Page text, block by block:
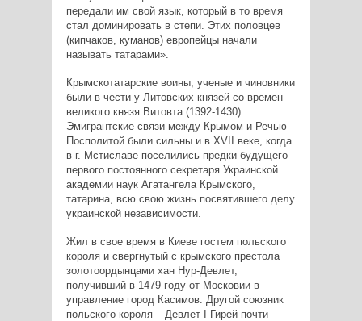
передали им свой язык, который в то время
стал доминировать в степи. Этих половцев
(кипчаков, куманов) европейцы начали
называть татарами».
Крымскотатарские воины, ученые и чиновники
были в чести у Литовских князей со времен
великого князя Витовта (1392-1430).
Эмигрантские связи между Крымом и Речью
Посполитой были сильны и в XVII веке, когда
в г. Мстиславе поселились предки будущего
первого постоянного секретаря Украинской
академии наук Агатангела Крымского,
татарина, всю свою жизнь посвятившего делу
украинской независимости.
Жил в свое время в Киеве гостем польского
короля и свергнутый с крымского престола
золотоордынцами хан Нур-Девлет,
получивший в 1479 году от Московии в
управление город Касимов. Другой союзник
польского короля – Девлет I Гирей почти